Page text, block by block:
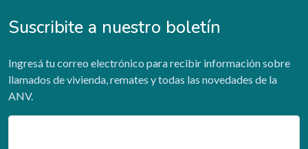
Suscribite a nuestro boletín
Ingresá tu correo electrónico para recibir información sobre
llamados de vivienda, remates y todas las novedades de la
ANV.
Email